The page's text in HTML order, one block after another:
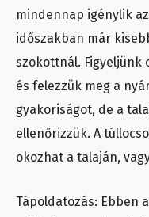
mindennap igénylik
időszakban már
szokottnál. Figyeljünk
és felezzük meg a
gyakoriságot, de a
ellenőrizzük. A
okozhat a talaján,
Tápoldatozás: Ebben